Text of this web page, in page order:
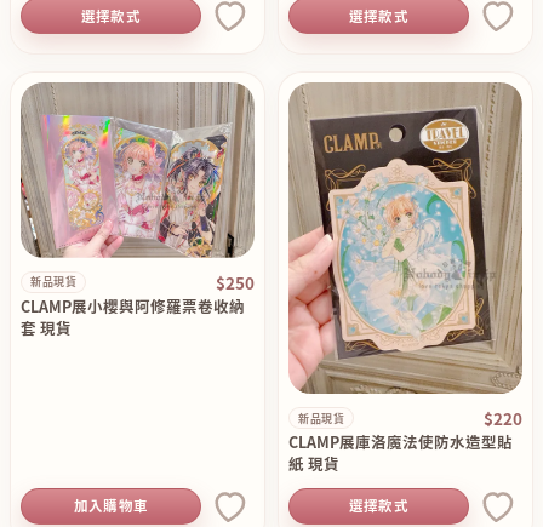
選擇款式 選擇款式
新品現貨 $250
CLAMP展小櫻與阿修羅票卷收納
套 現貨
加入購物車
新品現貨 $220
CLAMP展庫洛魔法使防水造型貼
紙 現貨
選擇款式